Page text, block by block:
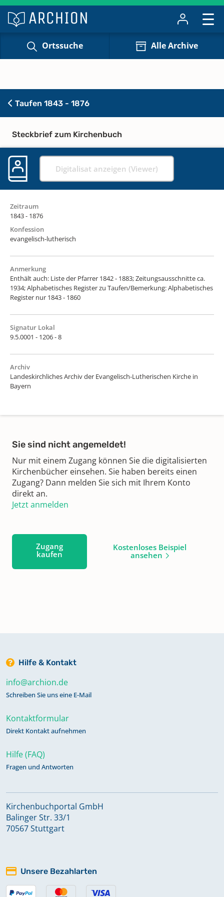
Ortssuche Alle Archive
Taufen 1843 - 1876
Steckbrief zum Kirchenbuch
Digitalisat anzeigen (Viewer)
Zeitraum
1843 - 1876
Konfession
evangelisch-lutherisch
Anmerkung
Enthält auch: Liste der Pfarrer 1842 - 1883; Zeitungsausschnitte ca.
1934; Alphabetisches Register zu Taufen/Bemerkung: Alphabetisches
Register nur 1843 - 1860
Signatur Lokal
9.5.0001 - 1206 - 8
Archiv
Landeskirchliches Archiv der Evangelisch-Lutherischen Kirche in
Bayern
Sie sind nicht angemeldet!
Nur mit einem Zugang können Sie die digitalisierten
Kirchenbücher einsehen. Sie haben bereits einen
Zugang? Dann melden Sie sich mit Ihrem Konto
direkt an.
Jetzt anmelden
Zugang
kaufen
Kostenloses Beispiel
ansehen
Hilfe & Kontakt
info@archion.de
Schreiben Sie uns eine E-Mail
Kontaktformular
Direkt Kontakt aufnehmen
Hilfe (FAQ)
Fragen und Antworten
Kirchenbuchportal GmbH
Balinger Str. 33/1
70567 Stuttgart
Unsere Bezahlarten